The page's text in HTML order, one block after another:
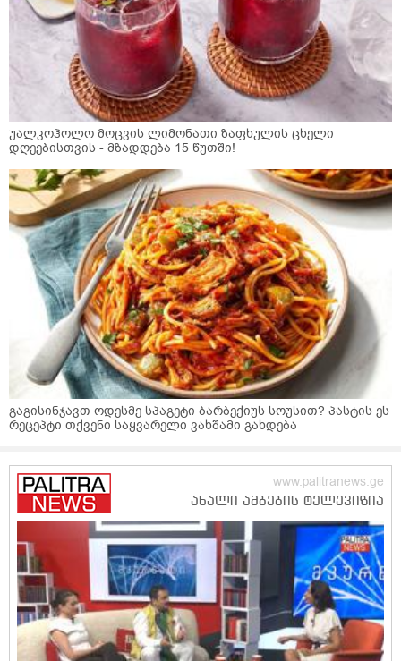
უალკოჰოლო მოცვის ლიმონათი ზაფხულის ცხელი
დღეებისთვის - მზადდება 15 წუთში!
გაგისინჯავთ ოდესმე სპაგეტი ბარბექიუს სოუსით? პასტის ეს
რეცეპტი თქვენი საყვარელი ვახშამი გახდება